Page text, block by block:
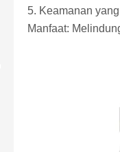
5. Keamanan
Manfaat: